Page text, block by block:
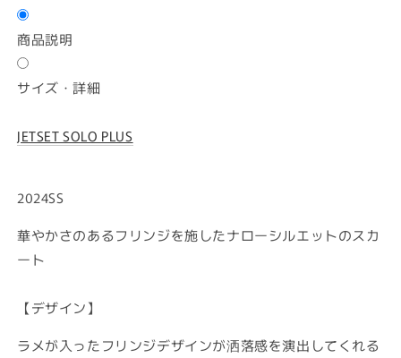
商品説明
サイズ・詳細
JETSET SOLO PLUS
2024SS
華やかさのあるフリンジを施したナローシルエットのスカ
ート
【デザイン】
ラメが入ったフリンジデザインが洒落感を演出してくれる